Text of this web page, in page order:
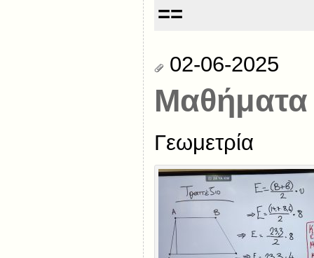
==
02-06-2025
Μαθήματα
Γεωμετρία